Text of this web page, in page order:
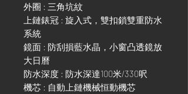
外圈 : 三角坑紋
上鏈錶冠 : 旋入式，雙扣鎖雙重防水
系統
鏡面 : 防刮損藍水晶，小窗凸透鏡放
大日曆
防水深度 : 防水深達100米/330呎
機芯 : 自動上鏈機械恒動機芯